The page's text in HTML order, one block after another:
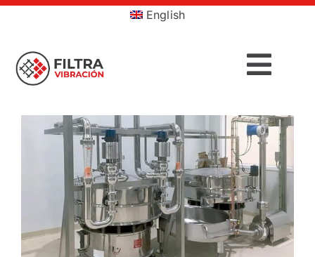
Saltar
English
SECTORES
SERVICIOS